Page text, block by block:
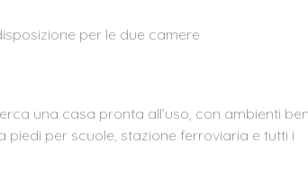
per le due camere
una casa pronta all’uso, con ambienti
per scuole, stazione ferroviaria e tutti i